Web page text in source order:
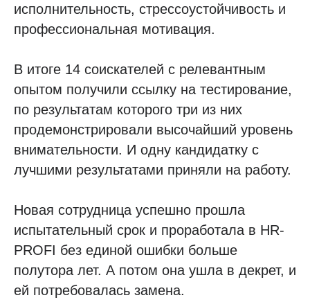
исполнительность, стрессоустойчивость и
профессиональная мотивация.
В итоге 14 соискателей с релевантным
опытом получили ссылку на тестирование,
по результатам которого три из них
продемонстрировали высочайший уровень
внимательности. И одну кандидатку с
лучшими результатами приняли на работу.
Новая сотрудница успешно прошла
испытательный срок и проработала в HR-
PROFI без единой ошибки больше
полутора лет. А потом она ушла в декрет, и
ей потребовалась замена.